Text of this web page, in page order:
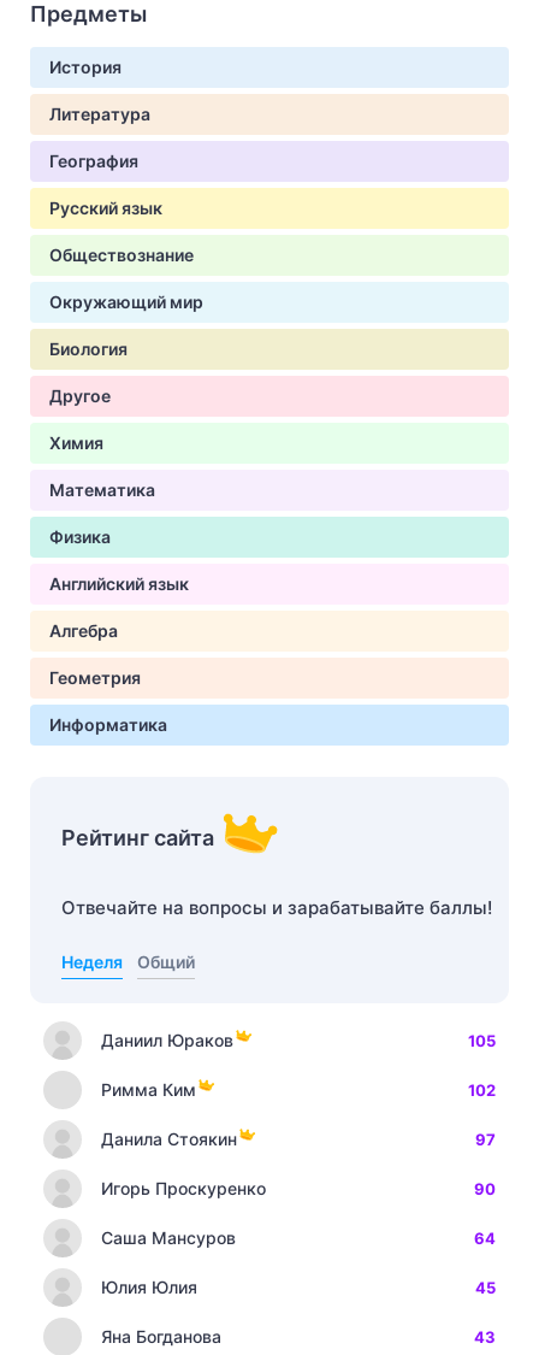
Предметы
История
Литература
География
Русский язык
Обществознание
Окружающий мир
Биология
Другое
Химия
Математика
Физика
Английский язык
Алгебра
Геометрия
Информатика
Рейтинг сайта
Отвечайте на вопросы и зарабатывайте баллы!
Неделя Общий
Даниил Юраков 105
Римма Ким 102
Данила Стоякин 97
Игорь Проскуренко 90
Саша Мансуров 64
Юлия Юлия 45
Яна Богданова 43